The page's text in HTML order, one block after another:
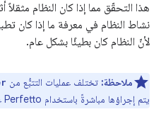
هذا التحقّق مما إذا كان النظام
نشاط النظام في معرفة ما إذا كان
لأنّ النظام كان بطيئًا بشكل عام.
ملاحظة: تختلف عمليات التتبُّع من
يتم إجراؤها مباشرةً باستخدام Perfetto على الجهاز لأنّه يتم تطبيق التنقيح.